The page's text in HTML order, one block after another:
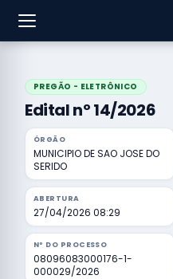
PREGÃO - ELETRÔNICO
Edital nº 14/2026
ÓRGÃO
MUNICIPIO DE SAO JOSE DO
SERIDO
ABERTURA
27/04/2026 08:29
Nº DO PROCESSO
08096083000176-1-
000029/2026